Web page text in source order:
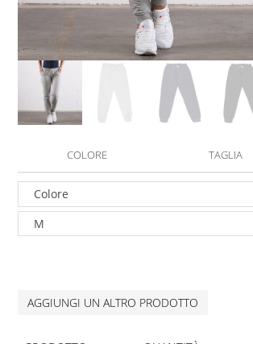
COLORE TAGLIA
AGGIUNGI UN ALTRO PRODOTTO